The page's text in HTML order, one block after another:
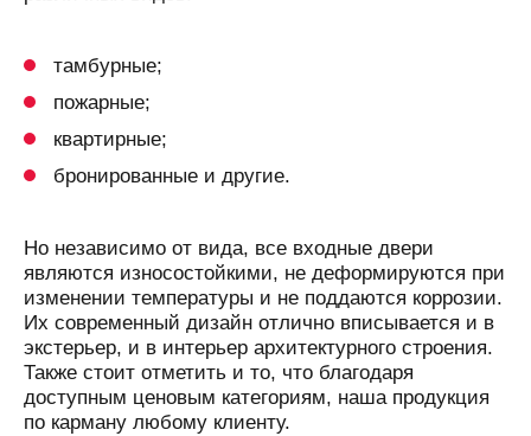
тамбурные;
пожарные;
квартирные;
бронированные и другие.
Но независимо от вида, все входные двери
являются износостойкими, не деформируются при
изменении температуры и не поддаются коррозии.
Их современный дизайн отлично вписывается и в
экстерьер, и в интерьер архитектурного строения.
Также стоит отметить и то, что благодаря
доступным ценовым категориям, наша продукция
по карману любому клиенту.